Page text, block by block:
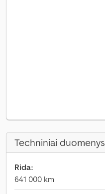
Techniniai duomenys
Rida:
641 000 km